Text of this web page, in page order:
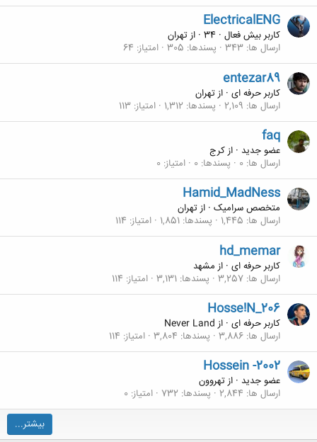
ElectricalENG
کاربر بیش فعال ·
· ازتهران
ارسال ها 343 پسندها 305 امتیاز 64
entezar89
کاربر حرفه ای · ازتهران
ارسال ها 2,109 پسندها 1,312 امتیاز 113
faq
عضو جدید · ازکرج
ارسال ها 0 پسندها 0 امتیاز 0
Hamid_MadNess
متخصص سرامیک · ازتهران
ارسال ها 1,445 پسندها 1,851 امتیاز 114
hd_memar
کاربر حرفه ای · از مشهد
ارسال ها 3,257 پسندها 3,131 امتیاز 114
Hosse!N_206
کاربر حرفه ای · از Never Land
ارسال ها 3,886 پسندها 3,804 امتیاز 114
Hossein -2002
عضو جدید · ازتهروون
ارسال ها 2,844 پسندها 732 امتیاز 0
بیشتر...